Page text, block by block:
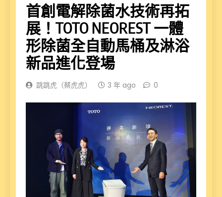
首創電解除菌水技術再拓
展！TOTO NEOREST 一體
形除菌全自動馬桶及淋浴
新品進化登場
跳跳虎（蔡虎虎） 3 年 ago 0